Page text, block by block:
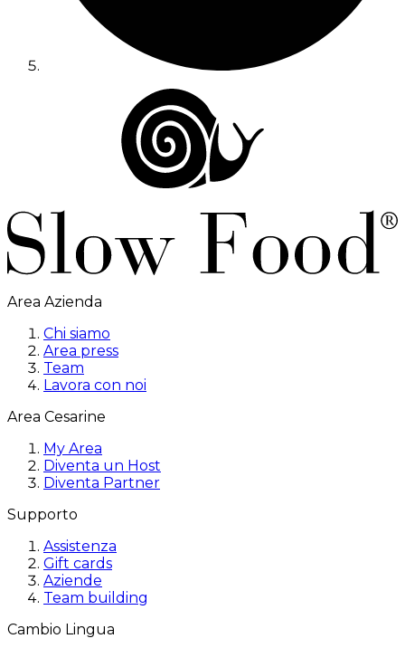
Area Azienda
Chi siamo
Area press
Team
Lavora con noi
Area Cesarine
My Area
Diventa un Host
Diventa Partner
Supporto
Assistenza
Gift cards
Aziende
Team building
Cambio Lingua